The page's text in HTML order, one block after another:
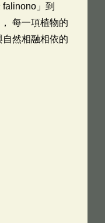
」到
每一項植物的
然相融相依的